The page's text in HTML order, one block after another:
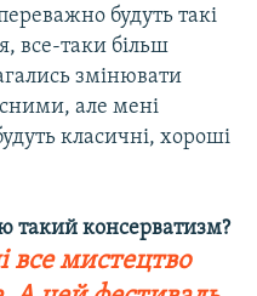
будуть такі
все-таки більш
змінювати
але мені
класичні, хороші
такий консерватизм?
все мистецтво